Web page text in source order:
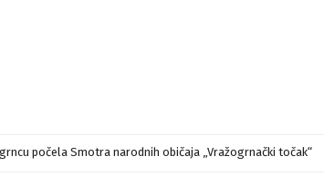
počela Smotra narodnih običaja „Vražogrnački točak“